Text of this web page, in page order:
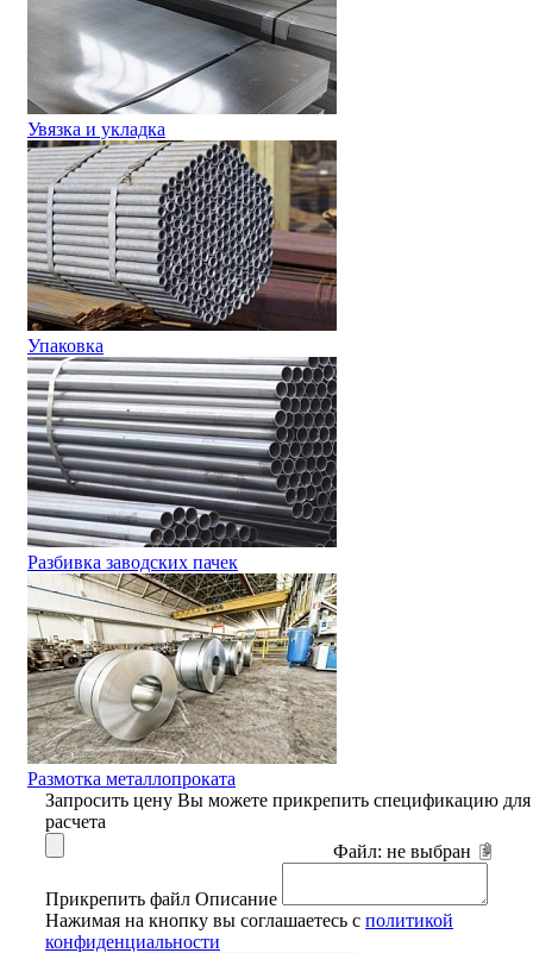
Увязка и укладка
Упаковка
Разбивка заводских пачек
Размотка металлопроката
Запросить цену Вы можете прикрепить спецификацию для
расчета
Файл: не выбран
Прикрепить файл Описание
Нажимая на кнопку вы соглашаетесь с политикой
конфиденциальности